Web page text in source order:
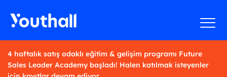
4 haftalık satış odaklı eğitim & gelişim programı Future
Sales Leader Academy başladı! Halen katılmak isteyenler